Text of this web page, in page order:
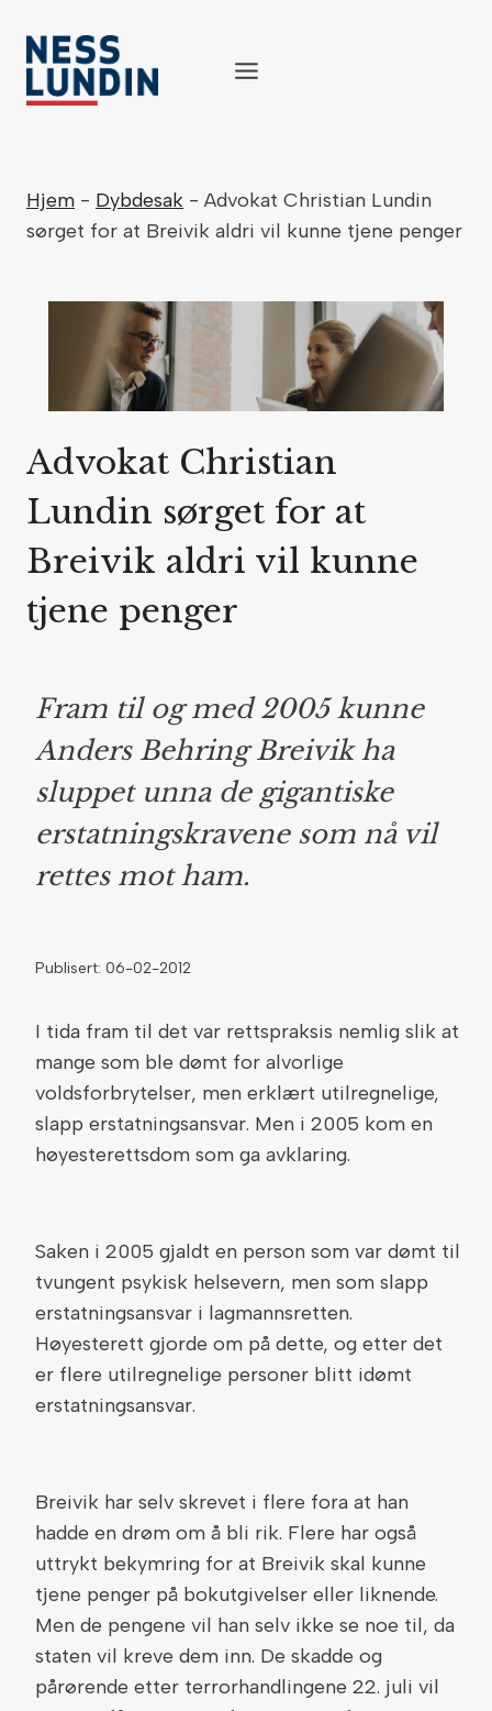
content
Hjem - Dybdesak - Advokat Christian Lundin
sørget for at Breivik aldri vil kunne tjene penger
Advokat Christian
Lundin sørget for at
Breivik aldri vil kunne
tjene penger
Fram til og med 2005 kunne
Anders Behring Breivik ha
sluppet unna de gigantiske
erstatningskravene som nå vil
rettes mot ham.
Publisert: 06-02-2012
I tida fram til det var rettspraksis nemlig slik at
mange som ble dømt for alvorlige
voldsforbrytelser, men erklært utilregnelige,
slapp erstatningsansvar. Men i 2005 kom en
høyesterettsdom som ga avklaring.
Saken i 2005 gjaldt en person som var dømt til
tvungent psykisk helsevern, men som slapp
erstatningsansvar i lagmannsretten.
Høyesterett gjorde om på dette, og etter det
er flere utilregnelige personer blitt idømt
erstatningsansvar.
Breivik har selv skrevet i flere fora at han
hadde en drøm om å bli rik. Flere har også
uttrykt bekymring for at Breivik skal kunne
tjene penger på bokutgivelser eller liknende.
Men de pengene vil han selv ikke se noe til, da
staten vil kreve dem inn. De skadde og
pårørende etter terrorhandlingene 22. juli vil